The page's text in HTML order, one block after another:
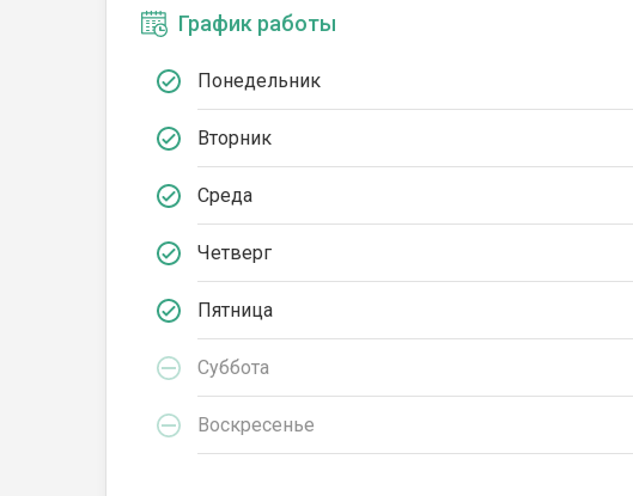
График работы
Понедельник
Вторник
Среда
Четверг
Пятница
Суббота
Воскресенье